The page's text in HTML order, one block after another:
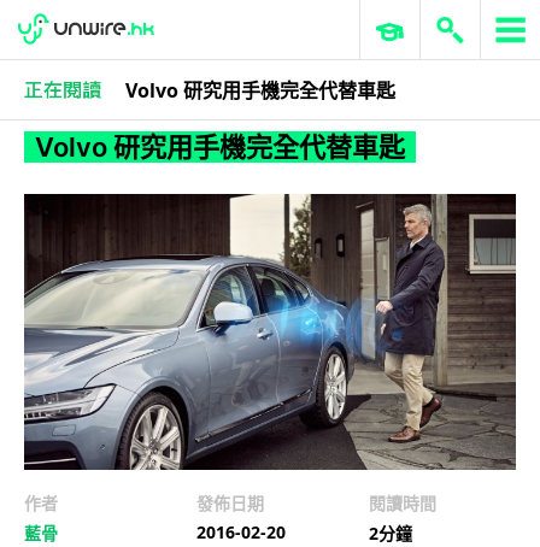
Volvo 研究用手機完全代替車匙
科技娛樂 生活科技 汽車科技
Volvo 研究用手機完全代替車匙
作者
藍骨
發佈日期
2016-02-20
閱讀時間
2分鐘